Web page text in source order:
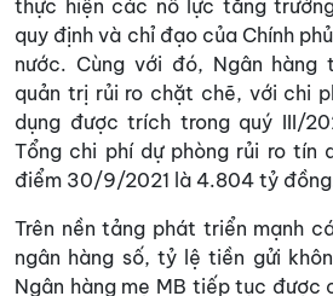
thực hiện các nỗ lực tăng
quy định và chỉ đạo của Chính
nước. Cùng với đó, Ngân hàng
quản trị rủi ro chặt chẽ, với chi
dụng được trích trong quý III/
Tổng chi phí dự phòng rủi ro tín
điểm 30/9/2021 là 4.804 tỷ
Trên nền tảng phát triển mạnh
ngân hàng số, tỷ lệ tiền gửi
Ngân hàng mẹ MB tiếp tục được